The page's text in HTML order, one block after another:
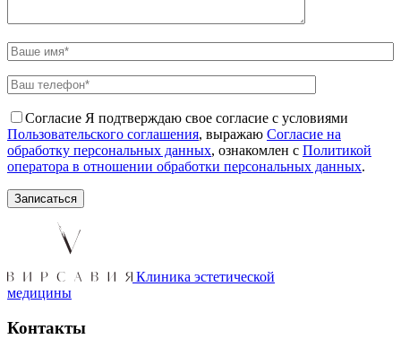
Согласие Я подтверждаю свое согласие с условиями
Пользовательского соглашения, выражаю Согласие на
обработку персональных данных, ознакомлен с Политикой
оператора в отношении обработки персональных данных.
Клиника эстетической
медицины
Контакты